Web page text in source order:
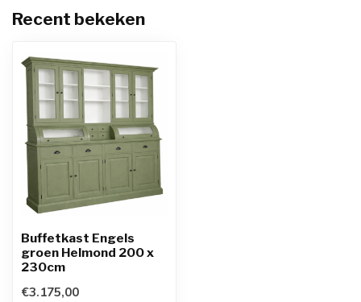
Recent bekeken
Buffetkast Engels
groen Helmond 200 x
230cm
€3.175,00